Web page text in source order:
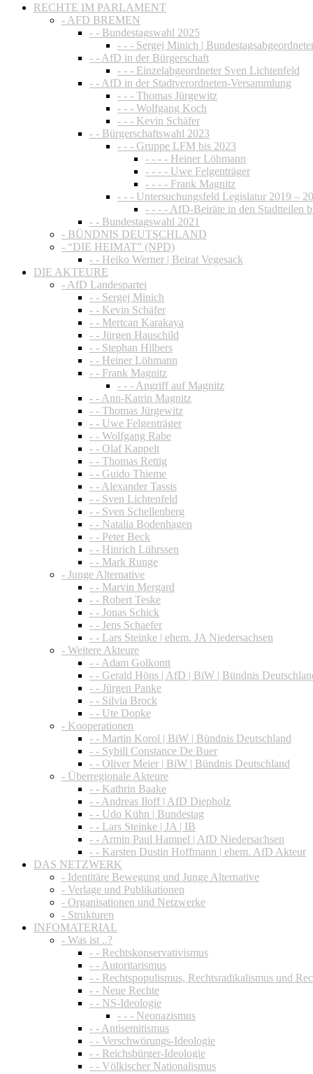
RECHTE IM PARLAMENT
- AFD BREMEN
- - Bundestagswahl 2025
- - - Sergej Minich |
- - AfD in der Bürgerschaft
- - - Einzelabgeordneter Sven Lichtenfeld
- - AfD in der Stadtverordneten-Versammlung
- - - Thomas Jürgewitz
- - - Wolfgang Koch
- - - Kevin Schäfer
- - Bürgerschaftswahl 2023
- - - Gruppe LFM bis 2023
- - - - Heiner Löhmann
- - - - Uwe Felgenträger
- - - - Frank Magnitz
- - - Untersuchungsfeld Legislatur 2019 –
- - - - AfD-Beiräte in den Stadtteilen
- - Bundestagswahl 2021
- BÜNDNIS DEUTSCHLAND
- “DIE HEIMAT” (NPD)
- - Heiko Werner | Beirat Vegesack
DIE AKTEURE
- AfD Landespartei
- - Sergej Minich
- - Kevin Schäfer
- - Mertcan Karakaya
- - Jürgen Hauschild
- - Stephan Hilbers
- - Heiner Löhmann
- - Frank Magnitz
- - - Angriff auf Magnitz
- - Ann-Katrin Magnitz
- - Thomas Jürgewitz
- - Uwe Felgenträger
- - Wolfgang Rabe
- - Olaf Kappelt
- - Thomas Rettig
- - Guido Thieme
- - Alexander Tassis
- - Sven Lichtenfeld
- - Sven Schellenberg
- - Natalia Bodenhagen
- - Peter Beck
- - Hinrich Lührssen
- - Mark Runge
- Junge Alternative
- - Marvin Mergard
- - Robert Teske
- - Jonas Schick
- - Jens Schaefer
- - Lars Steinke | ehem. JA Niedersachsen
- Weitere Akteure
- - Adam Golkontt
- - Gerald Höns | AfD | BiW | Bündnis
- - Jürgen Panke
- - Silvia Brock
- - Ute Dopke
- Kooperationen
- - Martin Korol | BiW | Bündnis Deutschland
- - Sybill Constance De Buer
- - Oliver Meier | BiW | Bündnis Deutschland
- Überregionale Akteure
- - Kathrin Baake
- - Andreas Iloff | AfD Diepholz
- - Udo Kühn | Bundestag
- - Lars Steinke | JA | IB
- - Armin Paul Hampel | AfD Niedersachsen
- - Karsten Dustin Hoffmann | ehem. AfD Akteur
DAS NETZWERK
- Identitäre Bewegung und Junge Alternative
- Verlage und Publikationen
- Organisationen und Netzwerke
- Strukturen
INFOMATERIAL
- Was ist ..?
- - Rechtskonservativismus
- - Autoritarismus
- - Rechtspopulismus, Rechtsradikalismus und
- - Neue Rechte
- - NS-Ideologie
- - - Neonazismus
- - Antisemitismus
- - Verschwörungs-Ideologie
- - Reichsbürger-Ideologie
- - Völkischer Nationalismus